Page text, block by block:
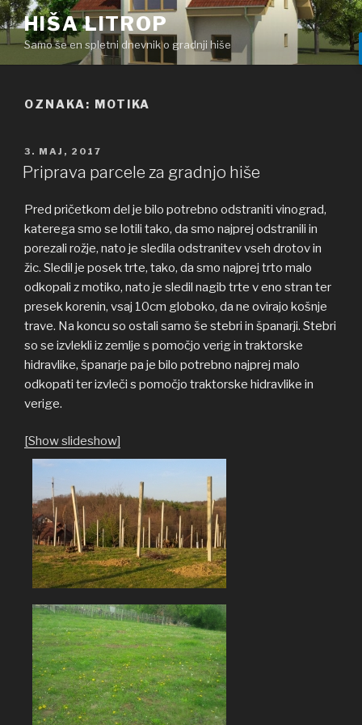
Skoči
na
vsebino
HIŠA LITROP
Samo še en spletni dnevnik o gradnji hiše
OZNAKA: MOTIKA
OBJAVLJENO
DNE
3. MAJ, 2017
Priprava parcele za gradnjo hiše
Pred pričetkom del je bilo potrebno odstraniti vinograd,
katerega smo se lotili tako, da smo najprej odstranili in
porezali rožje, nato je sledila odstranitev vseh drotov in
žic. Sledil je posek trte, tako, da smo najprej trto malo
odkopali z motiko, nato je sledil nagib trte v eno stran ter
presek korenin, vsaj 10cm globoko, da ne ovirajo košnje
trave. Na koncu so ostali samo še stebri in španarji. Stebri
so se izvlekli iz zemlje s pomočjo verig in traktorske
hidravlike, španarje pa je bilo potrebno najprej malo
odkopati ter izvleči s pomočjo traktorske hidravlike in
verige.
[Show slideshow]